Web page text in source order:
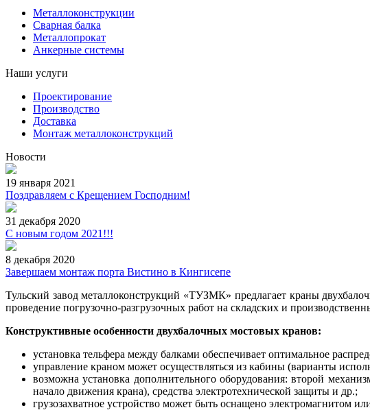
Металлоконструкции
Сварная балка
Металлопрокат
Анкерные системы
Наши услуги
Проектирование
Производство
Доставка
Монтаж металлоконструкций
Новости
19 января 2021
Поздравляем с Крещением Господним!
31 декабря 2020
С новым годом 2021!!!
8 декабря 2020
Завершаем монтаж порта Вистино в Кингисепе
Тульский завод металлоконструкций «ТУЗМК» предлагает краны
проведение погрузочно-разгрузочных работ на складских и
Конструктивные особенности двухбалочных мостовых кранов:
установка тельфера между балками обеспечивает оптимальное
управление краном может осуществляться из кабины (варианты
возможна установка дополнительного оборудования: второй
начало движения крана), средства электротехнической защиты и др.;
грузозахватное устройство может быть оснащено электромагнитом